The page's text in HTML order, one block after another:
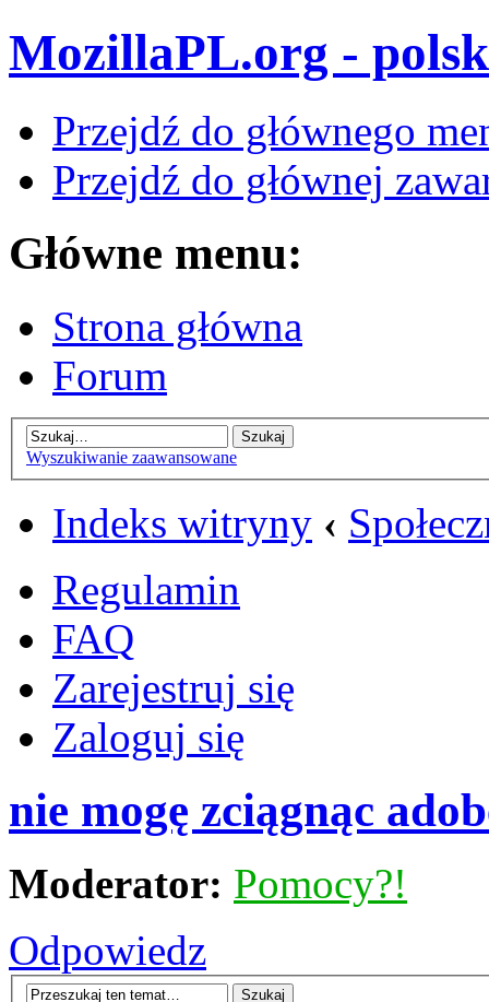
MozillaPL.org -
Przejdź do głównego
Przejdź do głównej
Główne menu:
Strona główna
Forum
Wyszukiwanie zaawansowane
Indeks witryny ‹
Regulamin
FAQ
Zarejestruj się
Zaloguj się
nie mogę zciągnąc
Moderator: Pomocy?!
Odpowiedz